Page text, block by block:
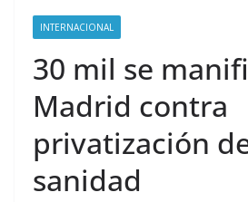
INTERNACIONAL
30 mil se
Madrid contra
privatización
sanidad